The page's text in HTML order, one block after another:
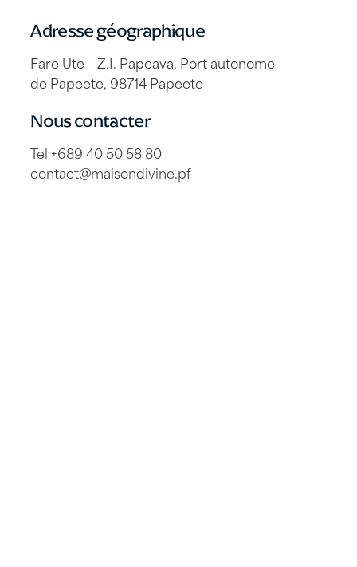
Adresse géographique
Fare Ute – Z.I. Papeava, Port autonome
de Papeete, 98714 Papeete
Nous contacter
Tel +689 40 50 58 80
contact@maisondivine.pf